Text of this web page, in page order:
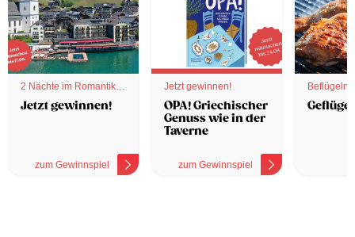
2 Nächte im Romantik
Hotel
Jetzt gewinnen!
zum Gewinnspiel
Jetzt gewinnen!
OPA! Griechischer
Genuss wie in der
Taverne
zum Gewinnspiel